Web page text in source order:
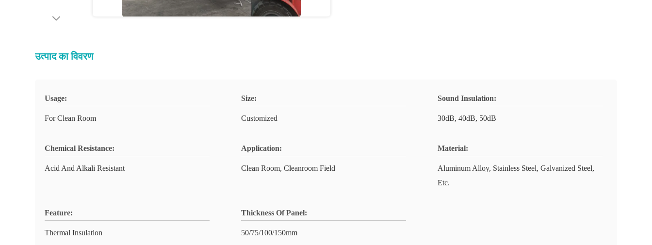
उत्पाद का विवरण
Usage:
For Clean Room
Size:
Customized
Sound Insulation:
30dB, 40dB, 50dB
Chemical Resistance:
Acid And Alkali Resistant
Application:
Clean Room, Cleanroom Field
Material:
Aluminum Alloy, Stainless Steel, Galvanized Steel,
Etc.
Feature:
Thermal Insulation
Thickness Of Panel:
50/75/100/150mm